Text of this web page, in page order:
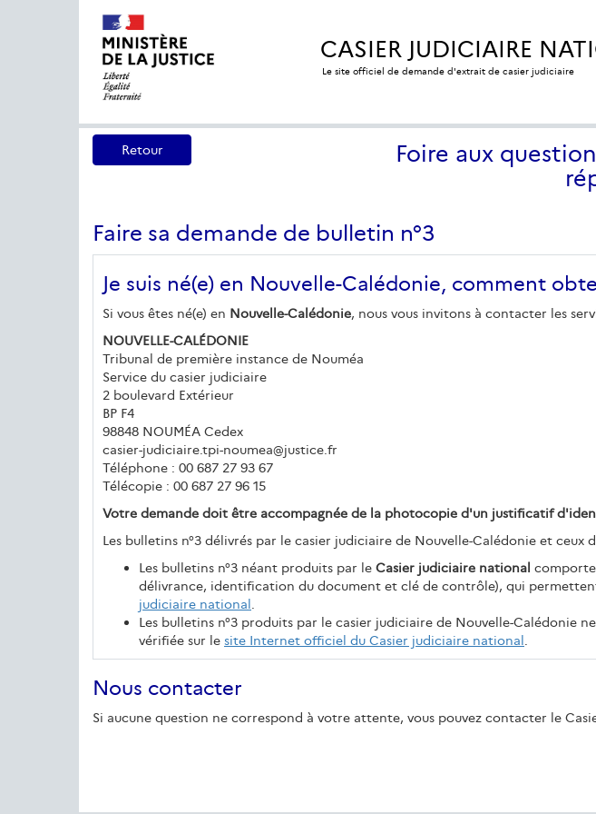
CASIER JUDICIAIRE
Le site officiel de demande d'extrait de casier judiciaire
Retour
Foire aux
Faire sa demande de bulletin n°3
Je suis né(e) en Nouvelle-Calédonie, comment
Si vous êtes né(e) en Nouvelle-Calédonie, nous vous invitons à contacter les
NOUVELLE-CALÉDONIE
Tribunal de première instance de Nouméa
Service du casier judiciaire
2 boulevard Extérieur
BP F4
98848 NOUMÉA Cedex
casier-judiciaire.tpi-noumea@justice.fr
Téléphone : 00 687 27 93 67
Télécopie : 00 687 27 96 15
Votre demande doit être accompagnée de la photocopie d'un justificatif
Les bulletins n°3 délivrés par le casier judiciaire de Nouvelle-Calédonie et
Les bulletins n°3 néant produits par le Casier judiciaire national
délivrance, identification du document et clé de contrôle), qui
judiciaire national.
Les bulletins n°3 produits par le casier judiciaire de Nouvelle-
vérifiée sur le site Internet officiel du Casier judiciaire national.
Nous contacter
Si aucune question ne correspond à votre attente, vous pouvez contacter le